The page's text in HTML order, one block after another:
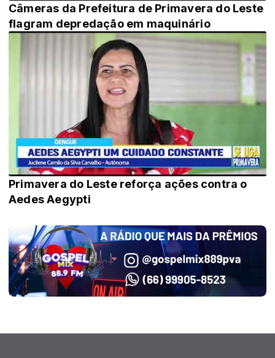
Câmeras da Prefeitura de Primavera do Leste
flagram depredação em maquinário
Primavera do Leste reforça ações contra o
Aedes Aegypti